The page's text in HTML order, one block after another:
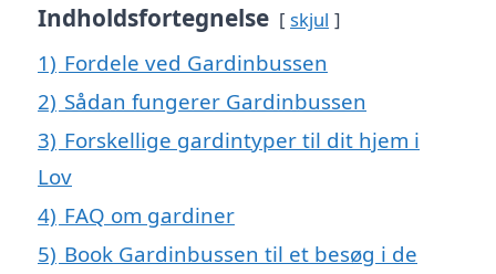
Indholdsfortegnelse skjul
1) Fordele ved Gardinbussen
2) Sådan fungerer Gardinbussen
3) Forskellige gardintyper til dit hjem i
Lov
4) FAQ om gardiner
5) Book Gardinbussen til et besøg i de